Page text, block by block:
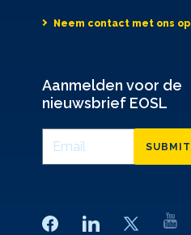
Neem contact met ons op
Aanmelden voor de
nieuwsbrief EOSL
SUBMIT